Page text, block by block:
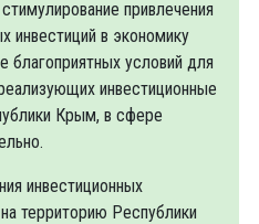
привлечения
инвестиций в экономику
условий для
инвестиционные
Крым, в сфере
инвестиционных
территорию Республики